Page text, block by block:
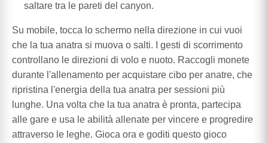
saltare tra le pareti del canyon.
Su mobile, tocca lo schermo nella direzione in cui vuoi
che la tua anatra si muova o salti. I gesti di scorrimento
controllano le direzioni di volo e nuoto. Raccogli monete
durante l'allenamento per acquistare cibo per anatre, che
ripristina l'energia della tua anatra per sessioni più
lunghe. Una volta che la tua anatra è pronta, partecipa
alle gare e usa le abilità allenate per vincere e progredire
attraverso le leghe. Gioca ora e goditi questo gioco